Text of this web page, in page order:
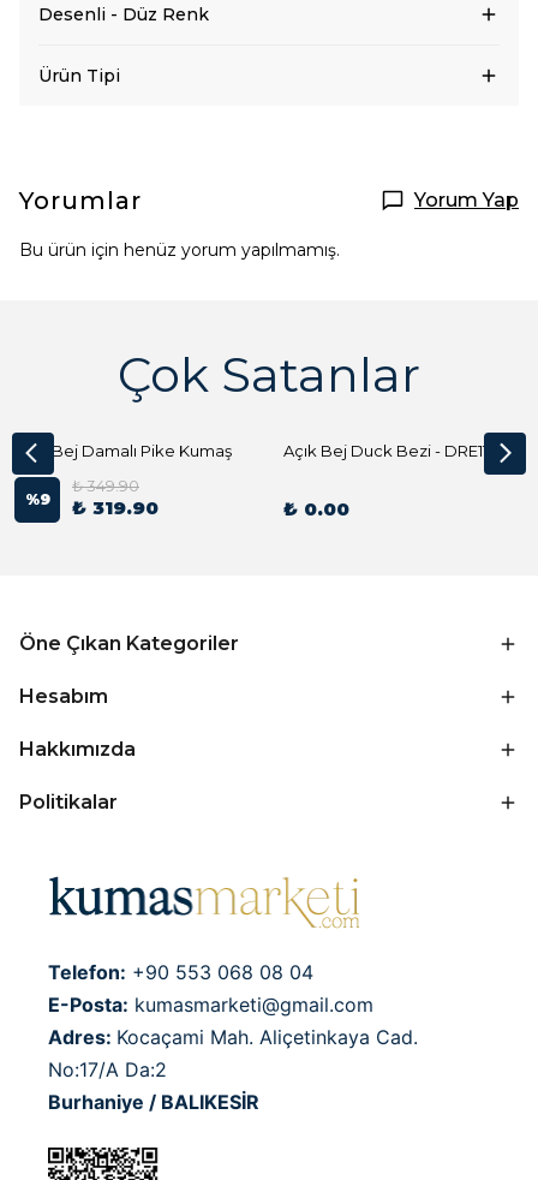
Desenli - Düz Renk
Ürün Tipi
Yorumlar Yorum Yap
Bu ürün için henüz yorum yapılmamış.
Çok Satanlar
Açık Bej Damalı Pike Kumaş
%9
₺ 349.90
₺ 319.90
Açık Bej Duck Bezi - DRE1144 Kumaş Peçete
₺ 0.00
Öne Çıkan Kategoriler
Hesabım
Hakkımızda
Politikalar
Telefon: +90 553 068 08 04
E-Posta: kumasmarketi@gmail.com
Adres: Kocaçami Mah. Aliçetinkaya Cad.
No:17/A Da:2
Burhaniye / BALIKESİR